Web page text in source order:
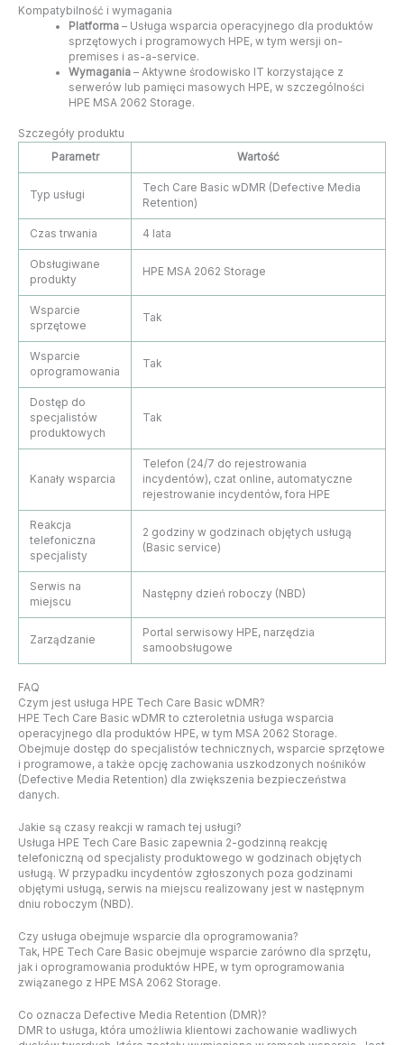
Kompatybilność i wymagania
Platforma– Usługa wsparcia operacyjnego dla produktów
sprzętowych i programowych HPE, w tym wersji on-
premises i as-a-service.
Wymagania– Aktywne środowisko IT korzystające z
serwerów lub pamięci masowych HPE, w szczególności
HPE MSA 2062 Storage.
Szczegóły produktu
Parametr
Wartość
Typ usługi
Tech Care Basic wDMR (Defective Media
Retention)
Czas trwania 4 lata
Obsługiwane
produkty
HPE MSA 2062 Storage
Wsparcie
sprzętowe
Tak
Wsparcie
oprogramowania
Tak
Dostęp do
specjalistów
produktowych
Tak
Kanały wsparcia
Telefon (24/7 do rejestrowania
incydentów), czat online, automatyczne
rejestrowanie incydentów, fora HPE
Reakcja
telefoniczna
specjalisty
2 godziny w godzinach objętych usługą
(Basic service)
Serwis na
miejscu
Następny dzień roboczy (NBD)
Zarządzanie
Portal serwisowy HPE, narzędzia
samoobsługowe
FAQ
Czym jest usługa HPE Tech Care Basic wDMR?
HPE Tech Care Basic wDMR to czteroletnia usługa wsparcia
operacyjnego dla produktów HPE, w tym MSA 2062 Storage.
Obejmuje dostęp do specjalistów technicznych, wsparcie sprzętowe
i programowe, a także opcję zachowania uszkodzonych nośników
(Defective Media Retention) dla zwiększenia bezpieczeństwa
danych.
Jakie są czasy reakcji w ramach tej usługi?
Usługa HPE Tech Care Basic zapewnia 2-godzinną reakcję
telefoniczną od specjalisty produktowego w godzinach objętych
usługą. W przypadku incydentów zgłoszonych poza godzinami
objętymi usługą, serwis na miejscu realizowany jest w następnym
dniu roboczym (NBD).
Czy usługa obejmuje wsparcie dla oprogramowania?
Tak, HPE Tech Care Basic obejmuje wsparcie zarówno dla sprzętu,
jak i oprogramowania produktów HPE, w tym oprogramowania
związanego z HPE MSA 2062 Storage.
Co oznacza Defective Media Retention (DMR)?
DMR to usługa, która umożliwia klientowi zachowanie wadliwych